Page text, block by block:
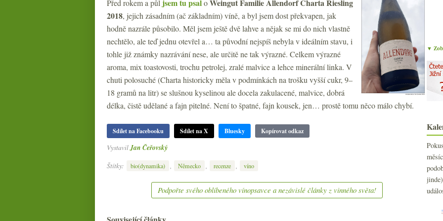
Před rokem a půl jsem tu psaloWeingut Familie Allendorf Charta Riesling
2018, jejich zásadním (ač základním) víně, a byl jsem dost překvapen, jak
hodně nazrále působilo. Měl jsem ještě dvě lahve a nějak se mi do nich vlastně
nechtělo, ale teď jednu otevřel a… ta původní nejspíš nebyla v ideálním stavu, i
tohle již známky nazrávání nese, ale určitě ne tak výrazné. Celkem výrazné
aroma, mix toastovosti, trochu petrolej, zralé malvice a lehce minerální linka. V
chuti polosuché (Charta historicky měla v podmínkách na trošku vyšší cukr, 9–
18 gramů na litr) se slušnou kyselinou ale docela zakulacené, malvice, dobrá
délka, čistě udělané a fajn pitelné. Není to špatné, fajn kousek, jen… prostě tomu něco málo chybí.
Sdílet na Facebooku Sdílet na X Bluesky Kopírovat odkaz
VystavilJan Čeřovský
Štítky:
bio(dynamika) Německo recenze víno
Podpořte svého oblíbeného vínopsavce a nezávislé články z vinného světa!
►
▼